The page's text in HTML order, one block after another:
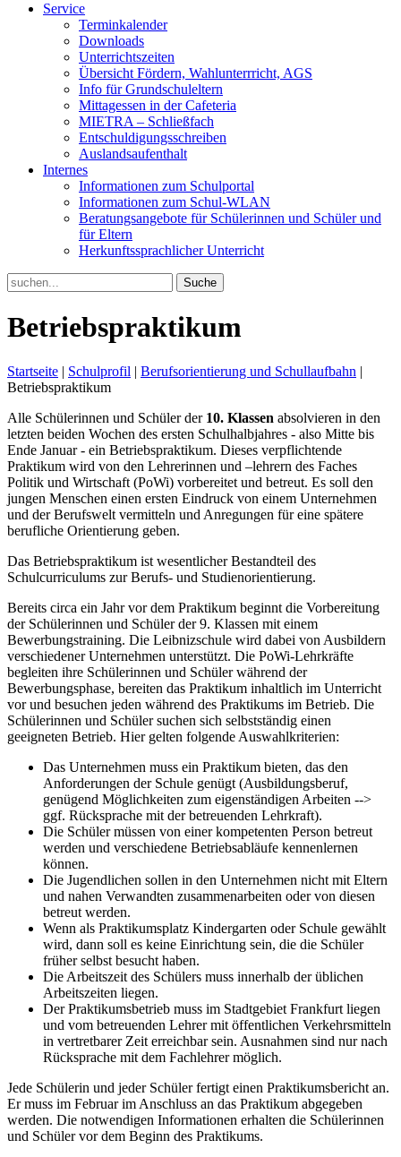
Service
Terminkalender
Downloads
Unterrichtszeiten
Übersicht Fördern, Wahlunterrricht, AGS
Info für Grundschuleltern
Mittagessen in der Cafeteria
MIETRA – Schließfach
Entschuldigungsschreiben
Auslandsaufenthalt
Internes
Informationen zum Schulportal
Informationen zum Schul-WLAN
Beratungsangebote für Schülerinnen und Schüler und
für Eltern
Herkunftssprachlicher Unterricht
Search
for:
Betriebspraktikum
Startseite | Schulprofil | Berufsorientierung und Schullaufbahn |
Betriebspraktikum
Alle Schülerinnen und Schüler der 10. Klassen absolvieren in den
letzten beiden Wochen des ersten Schulhalbjahres - also Mitte bis
Ende Januar - ein Betriebspraktikum. Dieses verpflichtende
Praktikum wird von den Lehrerinnen und –lehrern des Faches
Politik und Wirtschaft (PoWi) vorbereitet und betreut. Es soll den
jungen Menschen einen ersten Eindruck von einem Unternehmen
und der Berufswelt vermitteln und Anregungen für eine spätere
berufliche Orientierung geben.
Das Betriebspraktikum ist wesentlicher Bestandteil des
Schulcurriculums zur Berufs- und Studienorientierung.
Bereits circa ein Jahr vor dem Praktikum beginnt die Vorbereitung
der Schülerinnen und Schüler der 9. Klassen mit einem
Bewerbungstraining. Die Leibnizschule wird dabei von Ausbildern
verschiedener Unternehmen unterstützt. Die PoWi-Lehrkräfte
begleiten ihre Schülerinnen und Schüler während der
Bewerbungsphase, bereiten das Praktikum inhaltlich im Unterricht
vor und besuchen jeden während des Praktikums im Betrieb. Die
Schülerinnen und Schüler suchen sich selbstständig einen
geeigneten Betrieb. Hier gelten folgende Auswahlkriterien:
Das Unternehmen muss ein Praktikum bieten, das den
Anforderungen der Schule genügt (Ausbildungsberuf,
genügend Möglichkeiten zum eigenständigen Arbeiten -->
ggf. Rücksprache mit der betreuenden Lehrkraft).
Die Schüler müssen von einer kompetenten Person betreut
werden und verschiedene Betriebsabläufe kennenlernen
können.
Die Jugendlichen sollen in den Unternehmen nicht mit Eltern
und nahen Verwandten zusammenarbeiten oder von diesen
betreut werden.
Wenn als Praktikumsplatz Kindergarten oder Schule gewählt
wird, dann soll es keine Einrichtung sein, die die Schüler
früher selbst besucht haben.
Die Arbeitszeit des Schülers muss innerhalb der üblichen
Arbeitszeiten liegen.
Der Praktikumsbetrieb muss im Stadtgebiet Frankfurt liegen
und vom betreuenden Lehrer mit öffentlichen Verkehrsmitteln
in vertretbarer Zeit erreichbar sein. Ausnahmen sind nur nach
Rücksprache mit dem Fachlehrer möglich.
Jede Schülerin und jeder Schüler fertigt einen Praktikumsbericht an.
Er muss im Februar im Anschluss an das Praktikum abgegeben
werden. Die notwendigen Informationen erhalten die Schülerinnen
und Schüler vor dem Beginn des Praktikums.